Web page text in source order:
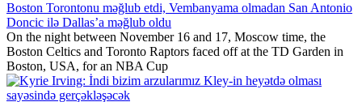
Boston Torontonu məğlub etdi, Vembanyama olmadan San Antonio
Doncic ilə Dallas’a məğlub oldu
On the night between November 16 and 17, Moscow time, the
Boston Celtics and Toronto Raptors faced off at the TD Garden in
Boston, USA, for an NBA Cup